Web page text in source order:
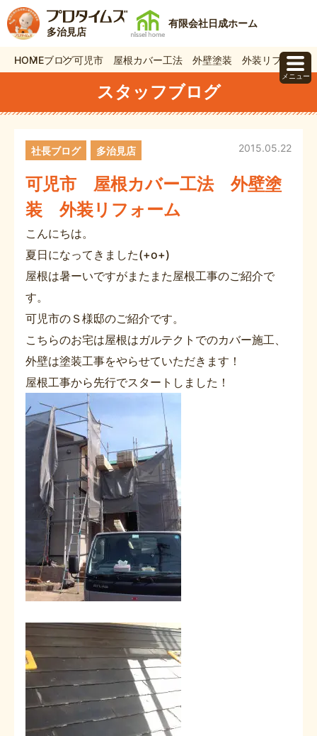
多治見店
有限会社日成ホーム
HOMEブログ可児市 屋根カバー工法 外壁塗装 外装リフォーム
スタッフブログ
可児市 屋根カバー工法 外壁塗
装 外装リフォーム
2015.05.22
社長ブログ 多治見店
こんにちは。
夏日になってきました(+o+)
屋根は暑ーいですがまたまた屋根工事のご紹介で
す。
可児市のＳ様邸のご紹介です。
こちらのお宅は屋根はガルテクトでのカバー施工、
外壁は塗装工事をやらせていただきます！
屋根工事から先行でスタートしました！
メニュー